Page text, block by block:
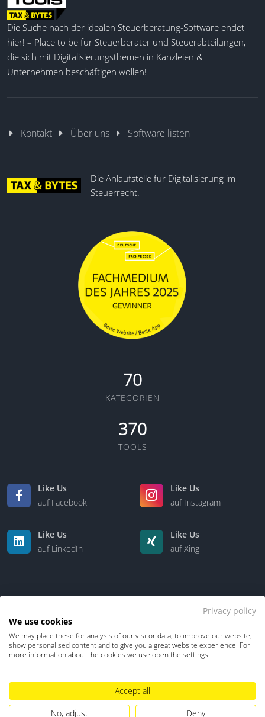
Die Suche nach der idealen Steuerberatung-Software endet
hier! – Place to be für Steuerberater und Steuerabteilungen,
die sich mit Digitalisierungsthemen in Kanzleien &
Unternehmen beschäftigen wollen!
Kontakt Über uns Software listen
Die Anlaufstelle für Digitalisierung im
Steuerrecht.
70
KATEGORIEN
370
TOOLS
Like Us
auf Facebook
Like Us
auf Instagram
Like Us
auf LinkedIn
Like Us
auf Xing
Kontakt Über uns
Impressum
Hinweisgebersystem
Umgang mit KI
Privacy policy
We use cookies
We may place these for analysis of our visitor data, to improve our website,
show personalised content and to give you a great website experience. For
more information about the cookies we use open the settings.
Accept all
No, adjust
Deny